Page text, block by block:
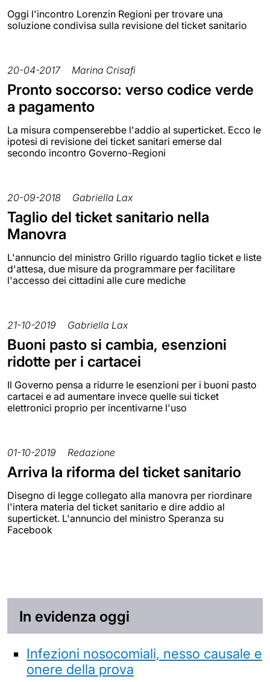
Oggi l'incontro Lorenzin Regioni per trovare una
soluzione condivisa sulla revisione del ticket sanitario
20-04-2017 Marina Crisafi
Pronto soccorso: verso codice verde
a pagamento
La misura compenserebbe l'addio al superticket. Ecco le
ipotesi di revisione dei ticket sanitari emerse dal
secondo incontro Governo-Regioni
20-09-2018 Gabriella Lax
Taglio del ticket sanitario nella
Manovra
L'annuncio del ministro Grillo riguardo taglio ticket e liste
d'attesa, due misure da programmare per facilitare
l'accesso dei cittadini alle cure mediche
21-10-2019 Gabriella Lax
Buoni pasto si cambia, esenzioni
ridotte per i cartacei
Il Governo pensa a ridurre le esenzioni per i buoni pasto
cartacei e ad aumentare invece quelle sui ticket
elettronici proprio per incentivarne l'uso
01-10-2019 Redazione
Arriva la riforma del ticket sanitario
Disegno di legge collegato alla manovra per riordinare
l'intera materia del ticket sanitario e dire addio al
superticket. L'annuncio del ministro Speranza su
Facebook
In evidenza oggi
Infezioni nosocomiali, nesso causale e
onere della prova